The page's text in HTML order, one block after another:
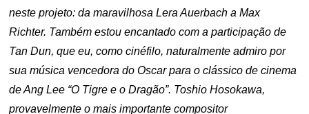
neste projeto: da maravilhosa Lera Auerbach a Max
Richter. Também estou encantado com a participação de
Tan Dun, que eu, como cinéfilo, naturalmente admiro por
sua música vencedora do Oscar para o clássico de cinema
de Ang Lee “O Tigre e o Dragão”. Toshio Hosokawa,
provavelmente o mais importante compositor